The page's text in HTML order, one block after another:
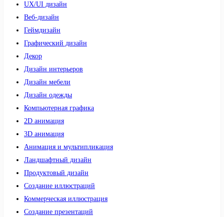
UX/UI дизайн
Веб-дизайн
Геймдизайн
Графический дизайн
Декор
Дизайн интерьеров
Дизайн мебели
Дизайн одежды
Компьютерная графика
2D анимация
3D анимация
Анимация и мультипликация
Ландшафтный дизайн
Продуктовый дизайн
Создание иллюстраций
Коммерческая иллюстрация
Создание презентаций